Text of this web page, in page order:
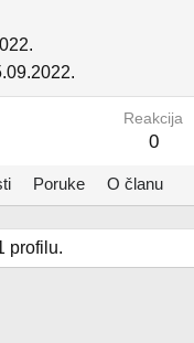
Reakcija
0
Poruke O članu
profilu.